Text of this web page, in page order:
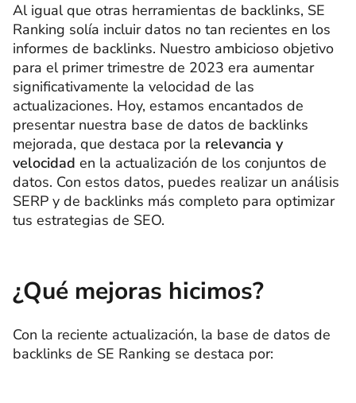
Al igual que otras herramientas de backlinks, SE
Ranking solía incluir datos no tan recientes en los
informes de backlinks. Nuestro ambicioso objetivo
para el primer trimestre de 2023 era aumentar
significativamente la velocidad de las
actualizaciones. Hoy, estamos encantados de
presentar nuestra base de datos de backlinks
mejorada, que destaca por la relevancia y
velocidad en la actualización de los conjuntos de
datos. Con estos datos, puedes realizar un análisis
SERP y de backlinks más completo para optimizar
tus estrategias de SEO.
¿Qué mejoras hicimos?
Con la reciente actualización, la base de datos de
backlinks de SE Ranking se destaca por: